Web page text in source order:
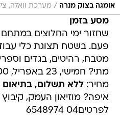
אומגה בצוק מנרה / מערכת וואלה,
מסע בזמן
שחזור ימי החלוצים
פעם. בשטח תצוגת כלי
מטבח, רהיטים, בגדים
מתי? חמישי, 23 באפריל, 11:00-15:00
מחיר:ללא תשלום,
איפה? מוזיאון העמק,
לפרטים04 6548974